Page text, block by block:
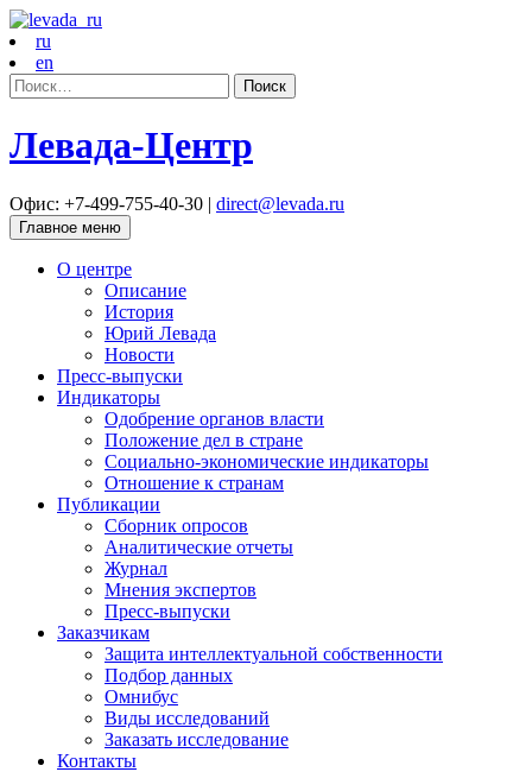
ru
en
Найти:
Левада-Центр
Офис: +7-499-755-40-30 | direct@levada.ru
Главное меню
О центре
Описание
История
Юрий Левада
Новости
Пресс-выпуски
Индикаторы
Одобрение органов власти
Положение дел в стране
Социально-экономические индикаторы
Отношение к странам
Публикации
Сборник опросов
Аналитические отчеты
Журнал
Мнения экспертов
Пресс-выпуски
Заказчикам
Защита интеллектуальной собственности
Подбор данных
Омнибус
Виды исследований
Заказать исследование
Контакты